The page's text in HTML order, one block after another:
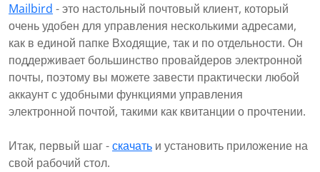
Mailbird - это настольный почтовый клиент, который
очень удобен для управления несколькими адресами,
как в единой папке Входящие, так и по отдельности. Он
поддерживает большинство провайдеров электронной
почты, поэтому вы можете завести практически любой
аккаунт с удобными функциями управления
электронной почтой, такими как квитанции о прочтении.
Итак, первый шаг -скачать и установить приложение на
свой рабочий стол.